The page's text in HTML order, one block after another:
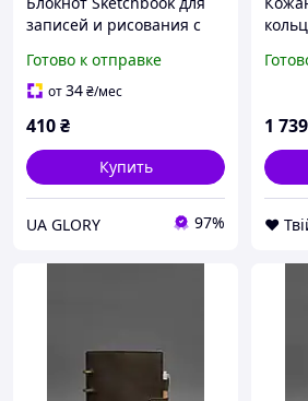
записей и рисования с
мм, дизайнерский арт
скетчбук с оленем в
Готово к отправке
от34₴/мес
410₴
Купить
UA GLORY 97%
1 739
❤️